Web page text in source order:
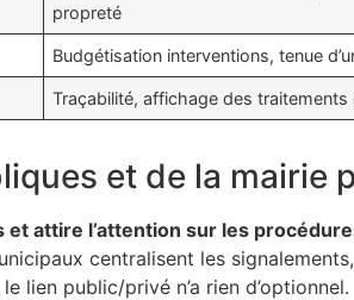
propreté
Budgétisation interventions, tenue
Traçabilité, affichage des traitements
et de la mairie
attire l’attention sur les
centralisent les
lien public/privé n’a rien d’optionnel.